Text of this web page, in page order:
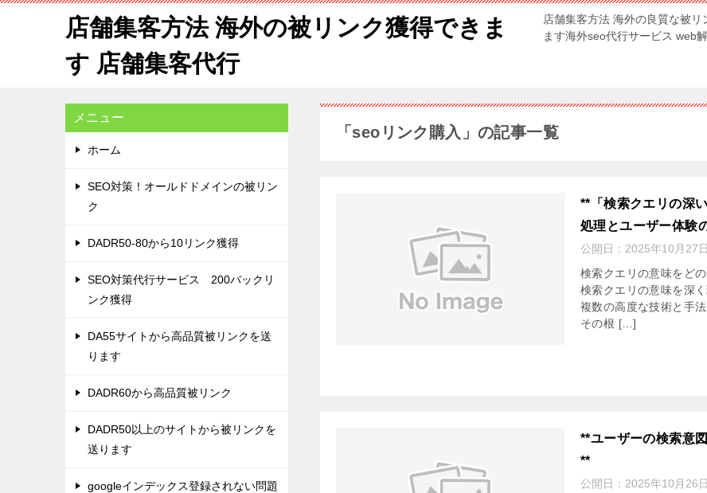
店舗集客方法 海外の被リンク獲得できま
す 店舗集客代行
店舗集客方法 海外の良質な被
ます海外seo代行サービス web
「seoリンク購入」の記事一覧
**「検索クエリの深
処理とユーザー体験
公開日： 2025年10月27日
検索クエリの意味をど
検索クエリの意味を深
複数の高度な技術と手
その根 […]
**ユーザーの検索意
**
公開日： 2025年10月26日
メニュー
ホーム
SEO対策！オールドドメインの被リン
ク
DADR50-80から10リンク獲得
SEO対策代行サービス 200バックリ
ンク獲得
DA55サイトから高品質被リンクを送
ります
DADR60から高品質被リンク
DADR50以上のサイトから被リンクを
送ります
googleインデックス登録されない問題